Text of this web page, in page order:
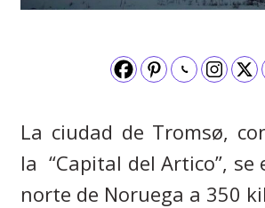
La ciudad de Tromsø,
la “Capital del Artico”,
norte de Noruega a 350